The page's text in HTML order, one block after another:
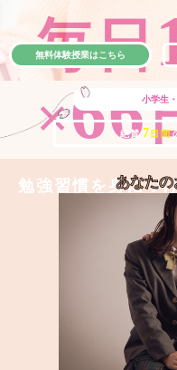
毎日
×66
勉強習慣を身につ
小学生
＼ 絶賛 7 日間
無料体験授業はこちら
あなたの